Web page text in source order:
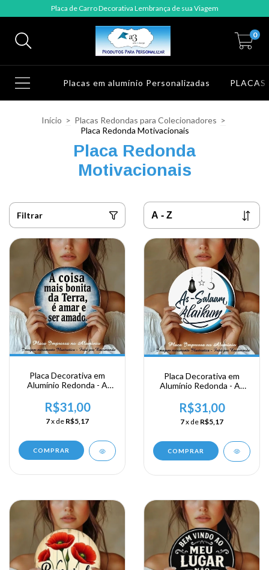
Placa de Carro Decorativa Lembrança de sua Viagem
0
Placas em alumínio Personalizadas PLACAS
Início > Placas Redondas para Colecionadores >
Placa Redonda Motivacionais
Placa Redonda
Motivacionais
Filtrar
Placa Decorativa em
Alumínio Redonda - A
terra é Amar e ser Amado
R$31,00
7x de R$5,17
COMPRAR
Placa Decorativa em
Alumínio Redonda - As
R$31,00
7x de R$5,17
COMPRAR